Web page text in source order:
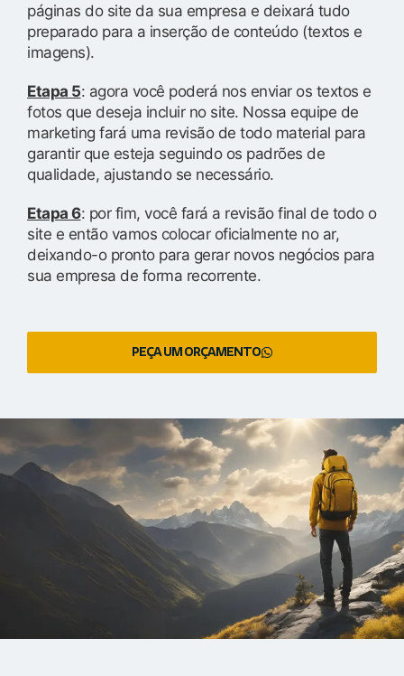
páginas do site da sua empresa e deixará tudo
preparado para a inserção de conteúdo (textos e
imagens).
Etapa 5: agora você poderá nos enviar os textos e
fotos que deseja incluir no site. Nossa equipe de
marketing fará uma revisão de todo material para
garantir que esteja seguindo os padrões de
qualidade, ajustando se necessário.
Etapa 6: por fim, você fará a revisão final de todo o
site e então vamos colocar oficialmente no ar,
deixando-o pronto para gerar novos negócios para
sua empresa de forma recorrente.
PEÇA UM ORÇAMENTO